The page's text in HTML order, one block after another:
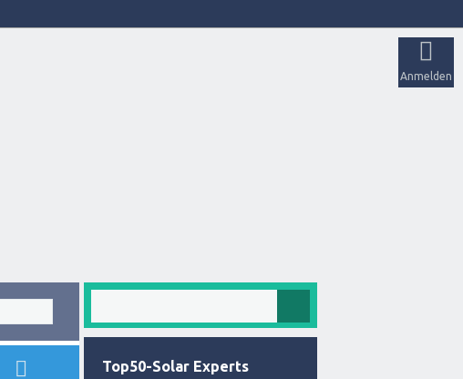
Anmelden
Top50-Solar Experts